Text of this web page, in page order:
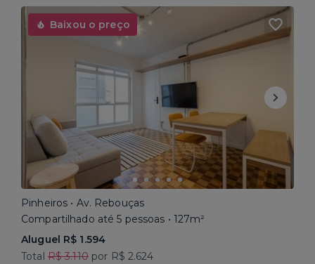
Baixou o preço
Pinheiros • Av. Rebouças
Compartilhado até 5 pessoas • 127m²
Aluguel R$ 1.594
Total R$ 3.110por R$ 2.624